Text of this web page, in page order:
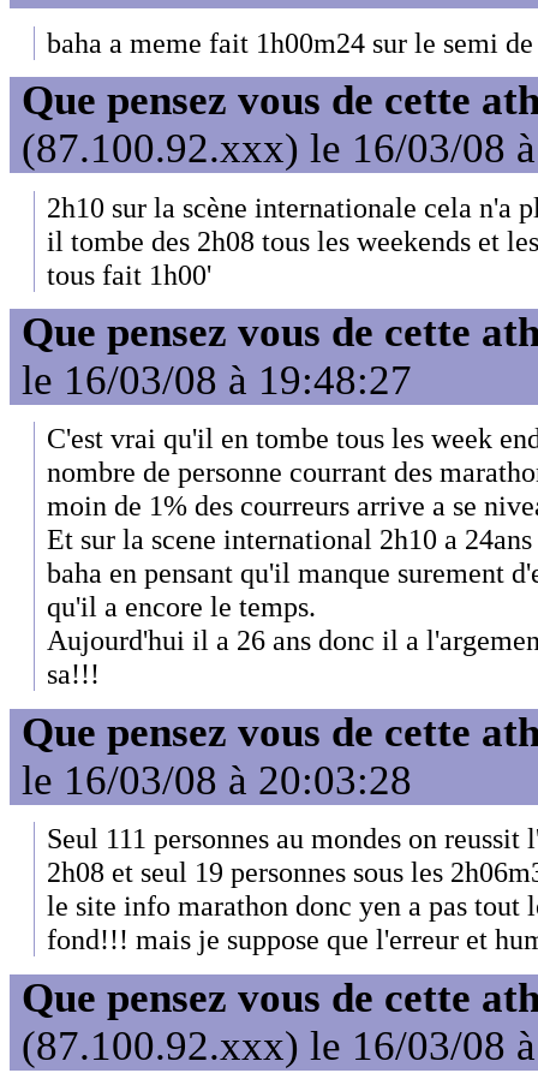
baha a meme fait 1h00m24 sur le semi
Que pensez vous de cette
(87.100.92.xxx) le 16/03/08
2h10 sur la scène internationale cela n'a
il tombe des 2h08 tous les weekends et
tous fait 1h00'
Que pensez vous de cette
le 16/03/08 à 19:48:27
C'est vrai qu'il en tombe tous les week
nombre de personne courrant des
moin de 1% des courreurs arrive a se
Et sur la scene international 2h10 a
baha en pensant qu'il manque surement
qu'il a encore le temps.
Aujourd'hui il a 26 ans donc il a
sa!!!
Que pensez vous de cette
le 16/03/08 à 20:03:28
Seul 111 personnes au mondes on reussit
2h08 et seul 19 personnes sous les
le site info marathon donc yen a pas tout
fond!!! mais je suppose que l'erreur et
Que pensez vous de cette
(87.100.92.xxx) le 16/03/08